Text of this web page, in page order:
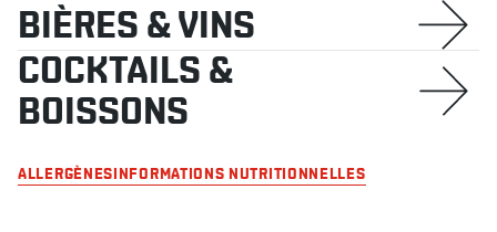
BIÈRES & VINS
COCKTAILS &
BOISSONS
ALLERGÈNESINFORMATIONS NUTRITIONNELLES